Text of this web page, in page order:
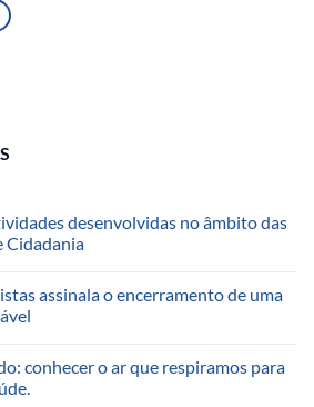
desenvolvidas no âmbito das
Cidadania
assinala o encerramento de uma
conhecer o ar que respiramos para